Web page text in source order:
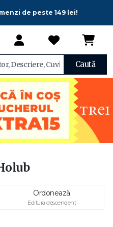
de peste 149 lei!
Caută
Ordonează
Editura descendent